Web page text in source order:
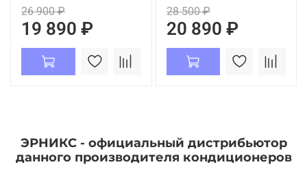
26 900 ₽
19 890 ₽
28 500 ₽
20 890 ₽
ЭРНИКС - официальный дистрибьютор
данного производителя кондиционеров